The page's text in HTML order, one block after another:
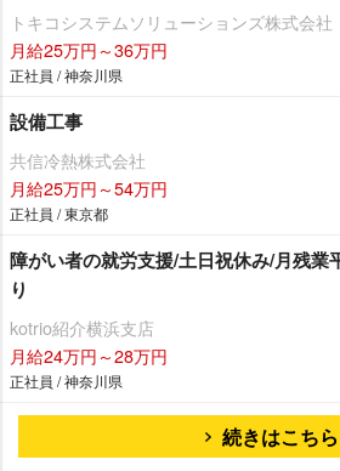
トキコシステムソリューションズ株式会社
月給25万円～36万円
正社員 / 神奈川県
設備工事
共信冷熱株式会社
月給25万円～54万円
正社員 / 東京都
障がい者の就労支援/土日祝休み/月残業
り
kotrio紹介横浜支店
月給24万円～28万円
正社員 / 神奈川県
続きはこちら